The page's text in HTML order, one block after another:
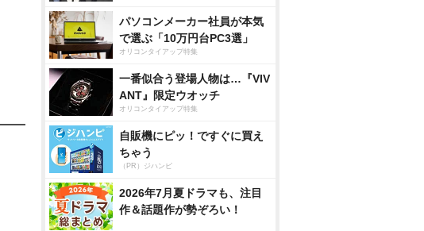
パソコンメーカー社員が本気
で選ぶ「10万円台PC3選」
オリコンタイアップ特集
一番似合う登場人物は…『VIV
ANT』限定ウオッチ
オリコンタイアップ特集
自販機にピッ！ですぐに買え
ちゃう
（PR）ジハンピ
2026年7月夏ドラマも、注目
作＆話題作が勢ぞろい！